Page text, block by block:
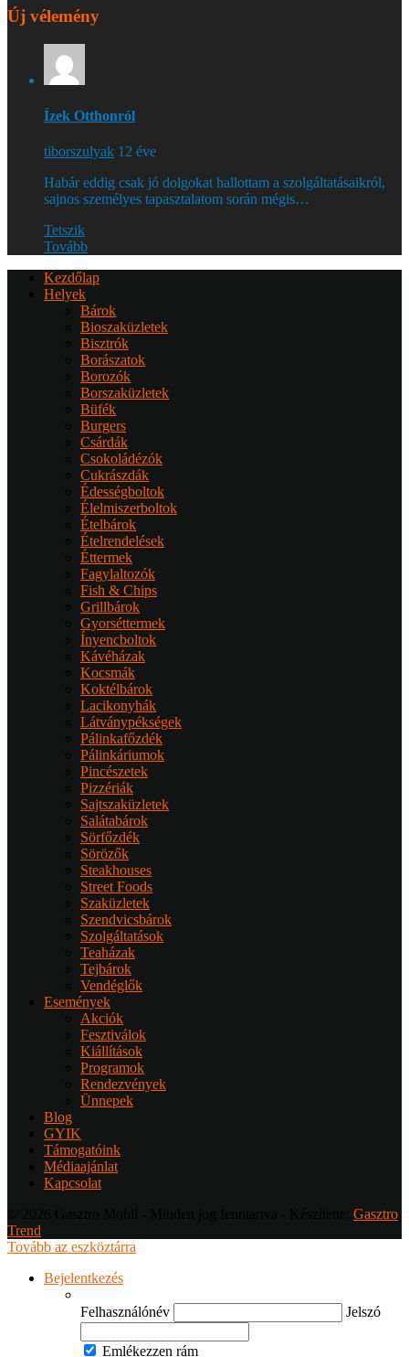
Új vélemény
Ízek Otthonról
tiborszulyak 12 éve
Habár eddig csak jó dolgokat hallottam a szolgáltatásaikról,
sajnos személyes tapasztalatom során mégis…
Tetszik
Tovább
Kezdőlap
Helyek
Bárok
Bioszaküzletek
Bisztrók
Borászatok
Borozók
Borszaküzletek
Büfék
Burgers
Csárdák
Csokoládézók
Cukrászdák
Édességboltok
Élelmiszerboltok
Ételbárok
Ételrendelések
Éttermek
Fagylaltozók
Fish & Chips
Grillbárok
Gyorséttermek
Ínyencboltok
Kávéházak
Kocsmák
Koktélbárok
Lacikonyhák
Látványpékségek
Pálinkafőzdék
Pálinkáriumok
Pincészetek
Pizzériák
Sajtszaküzletek
Salátabárok
Sörfőzdék
Sörözők
Steakhouses
Street Foods
Szaküzletek
Szendvicsbárok
Szolgáltatások
Teaházak
Tejbárok
Vendéglők
Események
Akciók
Fesztiválok
Kiállítások
Programok
Rendezvények
Ünnepek
Blog
GYIK
Támogatóink
Médiaajánlat
Kapcsolat
Gasztro
Trend
Tovább az eszköztárra
Bejelentkezés
Felhasználónév Jelszó
Emlékezzen rám